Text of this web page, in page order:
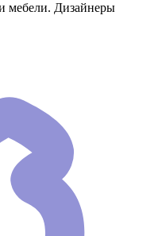
мебели. Дизайнеры